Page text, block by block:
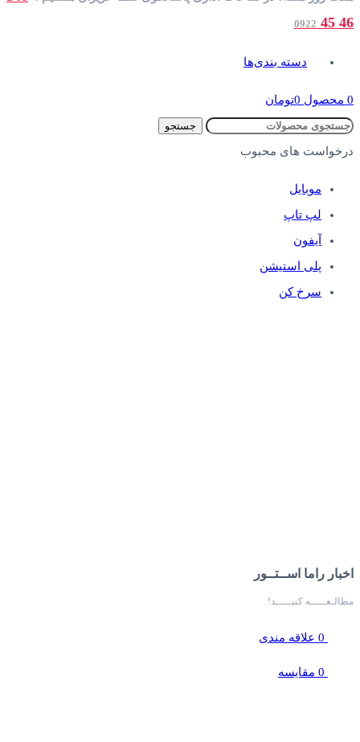
46 45
0922
دسته بندی‌ها
0 محصول 0تومان
جستجو
درخواست های محبوب
موبایل
لپ تاپ
آیفون
پلی استیشن
سرخ کن
اخبار راما اســتــور
مطالـعـــــه کنیـــــد!
0 علاقه مندی
0 مقایسه